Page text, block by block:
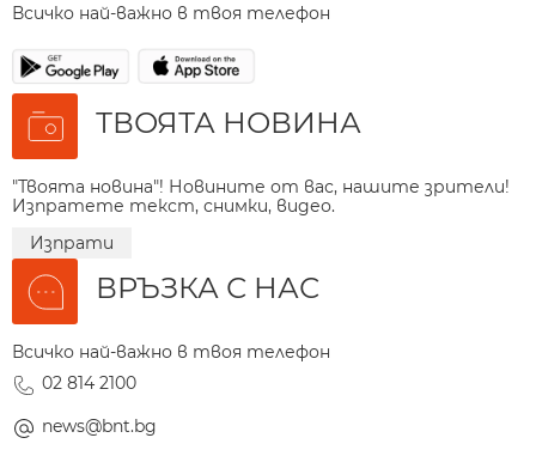
Всичко най-важно в твоя телефон
ТВОЯТА НОВИНА
"Твоята новина"! Новините от вас, нашите зрители!
Изпратете текст, снимки, видео.
Изпрати
ВРЪЗКА С НАС
Всичко най-важно в твоя телефон
02 814 2100
news@bnt.bg